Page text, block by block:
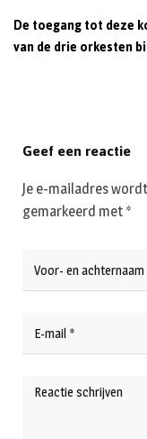
De toegang tot deze
van de drie orkesten
Geef een reactie
Je e-mailadres
gemarkeerd met *